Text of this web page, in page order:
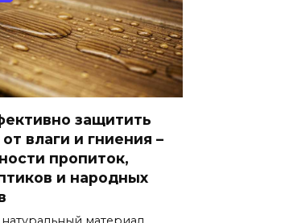
защитить
влаги и гниения –
пропиток,
и народных